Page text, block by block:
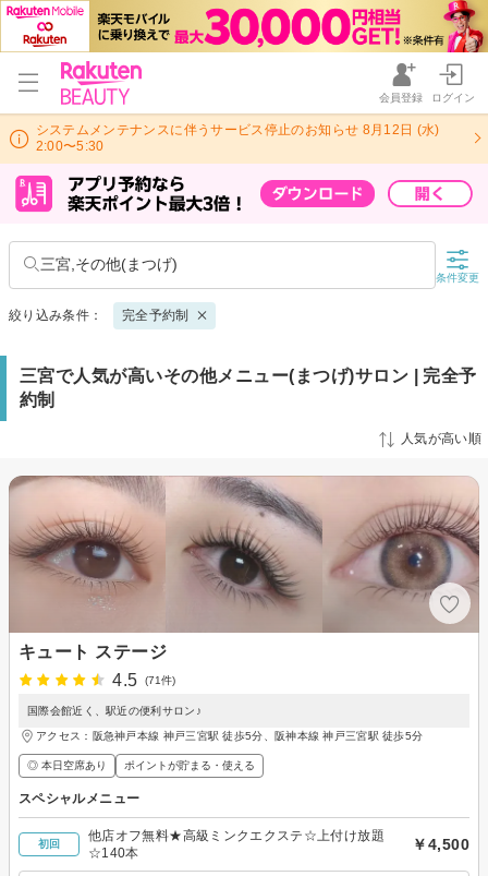
会員登録 ログイン
システムメンテナンスに伴うサービス停止のお知らせ 8月12日 (水)
2:00〜5:30
三宮,その他(まつげ)
条件変更
絞り込み条件： 完全予約制
三宮で人気が高いその他メニュー(まつげ)サロン | 完全予
約制
人気が高い順
キュート ステージ
4.5
(71件)
国際会館近く、駅近の便利サロン♪
アクセス：阪急神戸本線 神戸三宮駅 徒歩5分、阪神本線 神戸三宮駅 徒歩5分
◎ 本日空席あり ポイントが貯まる・使える
スペシャルメニュー
初回
他店オフ無料★高級ミンクエクステ☆上付け放題
☆140本
￥4,500